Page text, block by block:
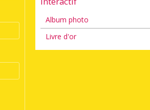
Album photo
Livre d'or